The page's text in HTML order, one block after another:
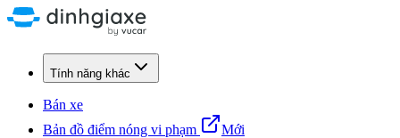
Tính năng khác
Bán xe
Bản đồ điểm nóng vi phạm
Mới